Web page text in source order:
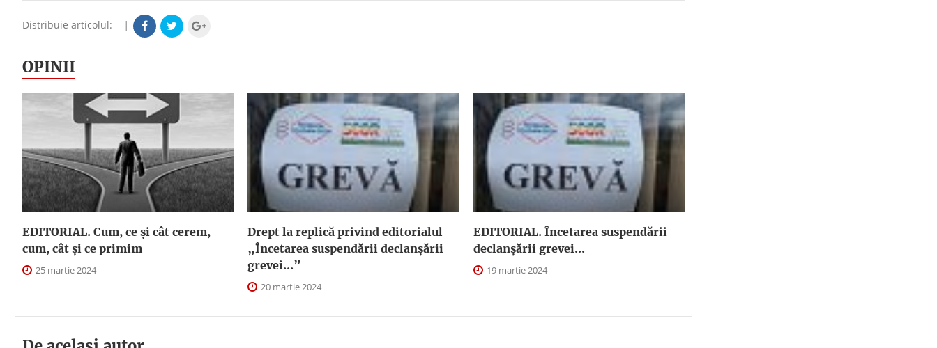
Distribuie articolul: |
OPINII
EDITORIAL. Cum, ce şi cât cerem,
cum, cât şi ce primim
25 martie 2024
Drept la replică privind editorialul
„Încetarea suspendării declanşării
grevei...”
20 martie 2024
EDITORIAL. Încetarea suspendării
declanşării grevei...
19 martie 2024